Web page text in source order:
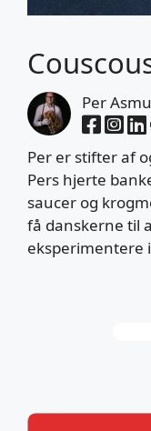
Per
Per er stifter af
Pers hjerte
saucer og
få danskerne til
eksperimentere